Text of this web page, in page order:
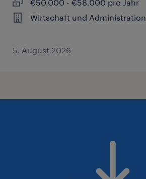
€50.000 - €58.000 pro Jahr
Wirtschaft und Administration
5. August 2026